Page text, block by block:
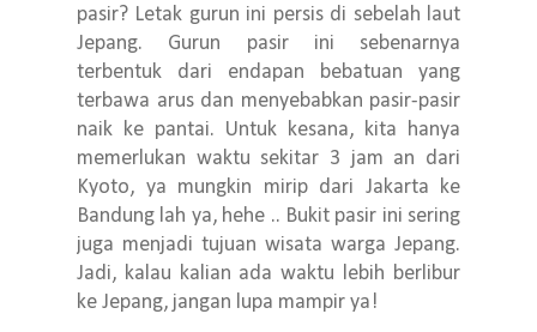
pasir? Letak gurun ini persis di sebelah laut
Jepang. Gurun pasir ini sebenarnya
terbentuk dari endapan bebatuan yang
terbawa arus dan menyebabkan pasir-pasir
naik ke pantai. Untuk kesana, kita hanya
memerlukan waktu sekitar 3 jam an dari
Kyoto, ya mungkin mirip dari Jakarta ke
Bandung lah ya, hehe .. Bukit pasir ini sering
juga menjadi tujuan wisata warga Jepang.
Jadi, kalau kalian ada waktu lebih berlibur
ke Jepang, jangan lupa mampir ya!